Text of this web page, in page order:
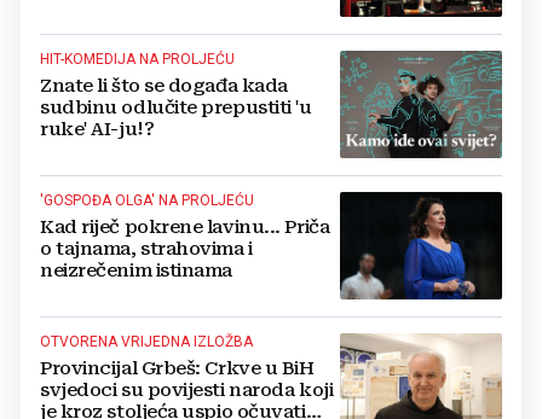
HIT-KOMEDIJA NA PROLJEĆU
Znate li što se događa kada
sudbinu odlučite prepustiti 'u
ruke' AI-ju!?
'GOSPOĐA OLGA' NA PROLJEĆU
Kad riječ pokrene lavinu... Priča
o tajnama, strahovima i
neizrečenim istinama
OTVORENA VRIJEDNA IZLOŽBA
Provincijal Grbeš: Crkve u BiH
svjedoci su povijesti naroda koji
je kroz stoljeća uspio očuvati